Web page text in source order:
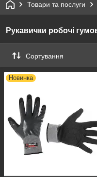
Товари та послуги
Рукавички робочі
Сортування
Новинка